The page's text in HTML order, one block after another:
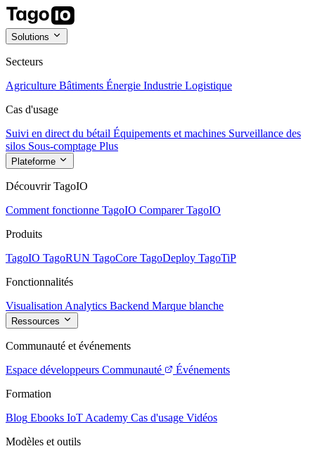
Solutions
Secteurs
Agriculture Bâtiments Énergie Industrie Logistique
Cas d'usage
Suivi en direct du bétail Équipements et machines Surveillance des
silos Sous-comptage Plus
Plateforme
Découvrir TagoIO
Comment fonctionne TagoIO Comparer TagoIO
Produits
TagoIO TagoRUN TagoCore TagoDeploy TagoTiP
Fonctionnalités
Visualisation Analytics Backend Marque blanche
Ressources
Communauté et événements
Espace développeurs Communauté
Événements
Formation
Blog Ebooks IoT Academy Cas d'usage Vidéos
Modèles et outils